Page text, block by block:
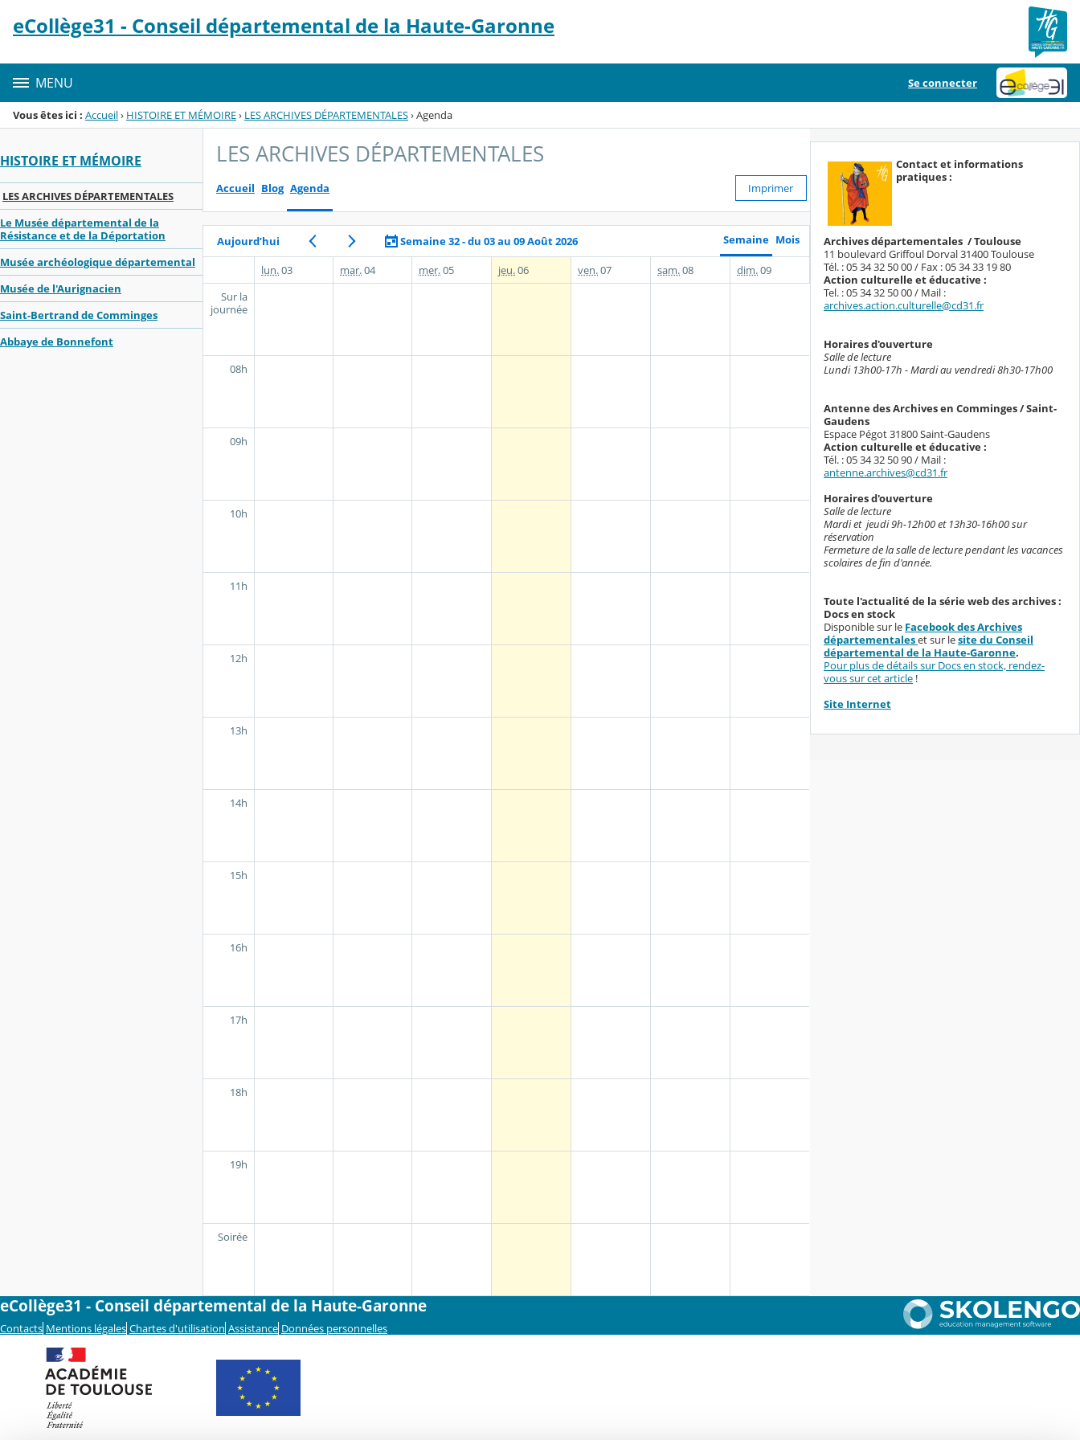
Menu de la rubrique
Contenu
eCollège31 - Conseil départemental de la Haute-Garonne
MENU Se connecter
Vous êtes ici : Accueil› HISTOIRE ET MÉMOIRE› LES ARCHIVES DÉPARTEMENTALES›Agenda
HISTOIRE ET MÉMOIRE
LES ARCHIVES DÉPARTEMENTALES
Le Musée départemental de la
Résistance et de la Déportation
Musée archéologique départemental
Musée de l'Aurignacien
Saint-Bertrand de Comminges
Abbaye de Bonnefont
LES ARCHIVES DÉPARTEMENTALES
Accueil Blog Agenda Imprimer
Aujourd’hui Semaine 32 - du 03 au 09 Août 2026 Semaine Mois
lun.03 mar.04 mer.05 jeu.06 ven.07 sam.08 dim.09
Sur la
journée
08h
09h
10h
11h
12h
13h
14h
15h
16h
17h
18h
19h
Soirée
Contactet informations
pratiques :
Archives départementales / Toulouse
11 boulevard Griffoul Dorval 31400 Toulouse
Tél. : 05 34 32 50 00 / Fax : 05 34 33 19 80
Action culturelle et éducative :
Tel. : 05 34 32 50 00 / Mail :
archives.action.culturelle@cd31.fr
Horaires d'ouverture
Salle de lecture
Lundi 13h00-17h - Mardi au vendredi 8h30-17h00
Antenne des Archives en Comminges / Saint-
Gaudens
Espace Pégot 31800 Saint-Gaudens
Action culturelle et éducative :
Tél. : 05 34 32 50 90 / Mail :
antenne.archives@cd31.fr
Horaires d'ouverture
Salle de lecture
Mardi et jeudi 9h-12h00 et 13h30-16h00 sur
réservation
Fermeture de la salle de lecture pendant les vacances
scolaires de fin d'année.
Toute l'actualité de la série web des archives :
Docs en stock
Disponible sur le Facebook des Archives
départementaleset sur lesite du Conseil
départemental de la Haute-Garonne.
Pour plus de détails sur Docs en stock, rendez-
vous sur cet article !
Site Internet
eCollège31 - Conseil départemental de la Haute-Garonne
Contacts Mentions légales Chartes d'utilisation Assistance Données personnelles